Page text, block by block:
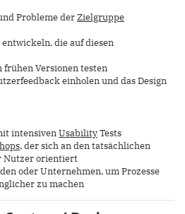
Probleme derZielgruppe
entwickeln, die auf diesen
frühen Versionen testen
einholen und das Design
intensivenUsabilityTests
, der sich an den tatsächlichen
Nutzer orientiert
oder Unternehmen, um Prozesse
zu machen